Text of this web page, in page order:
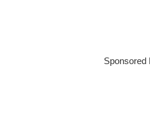
Sponsored